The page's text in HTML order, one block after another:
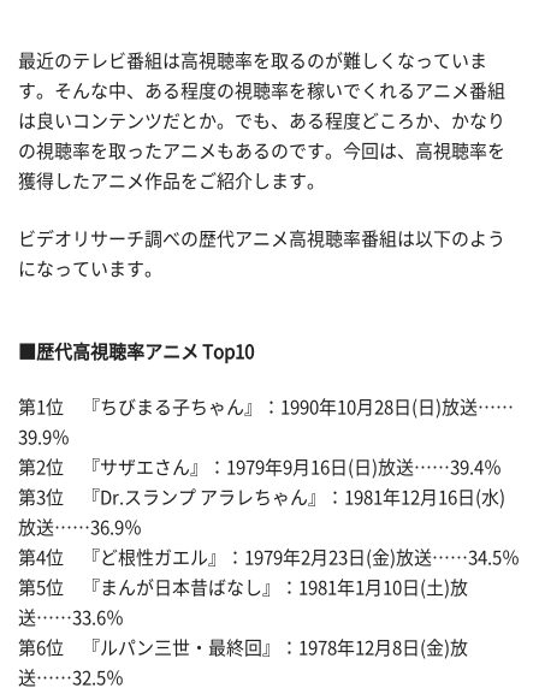
最近のテレビ番組は高視聴率を取るのが難しくなっていま
す。そんな中、ある程度の視聴率を稼いでくれるアニメ番組
は良いコンテンツだとか。でも、ある程度どころか、かなり
の視聴率を取ったアニメもあるのです。今回は、高視聴率を
獲得したアニメ作品をご紹介します。
ビデオリサーチ調べの歴代アニメ高視聴率番組は以下のよう
になっています。
■歴代高視聴率アニメ Top10
第1位 『ちびまる子ちゃん』：1990年10月28日(日)放送……
39.9％
第2位 『サザエさん』：1979年9月16日(日)放送……39.4％
第3位 『Dr.スランプ アラレちゃん』：1981年12月16日(水)
放送……36.9％
第4位 『ど根性ガエル』：1979年2月23日(金)放送……34.5％
第5位 『まんが日本昔ばなし』：1981年1月10日(土)放
送……33.6％
第6位 『ルパン三世・最終回』：1978年12月8日(金)放
送……32.5％